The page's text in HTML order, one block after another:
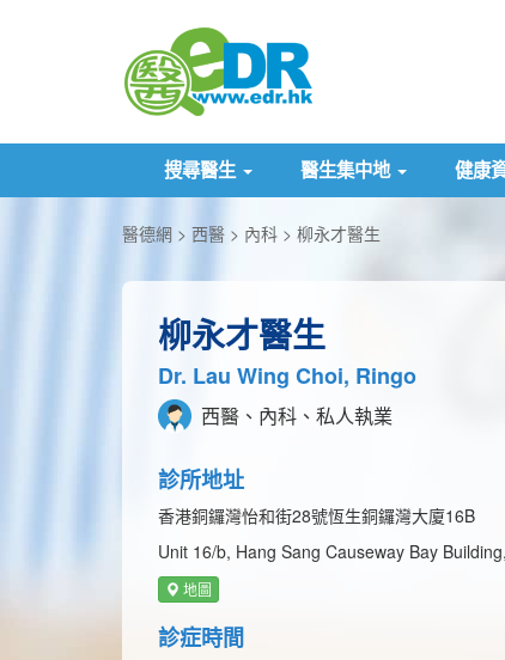
搜尋醫生 醫生集中地 健康
醫德網 西醫 內科 柳永才醫生
柳永才醫生
Dr. Lau Wing Choi, Ringo
西醫、內科、私人執業
診所地址
香港銅鑼灣怡和街28號恆生銅鑼灣大廈16B
Unit 16/b, Hang Sang Causeway Bay
地圖
診症時間